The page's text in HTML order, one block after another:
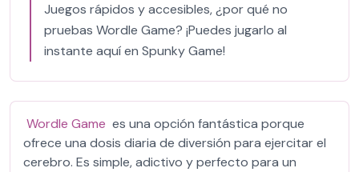
Juegos rápidos y accesibles, ¿por qué no
pruebas Wordle Game? ¡Puedes jugarlo al
instante aquí en Spunky Game!
Wordle Game es una opción fantástica porque
ofrece una dosis diaria de diversión para ejercitar el
cerebro. Es simple, adictivo y perfecto para un